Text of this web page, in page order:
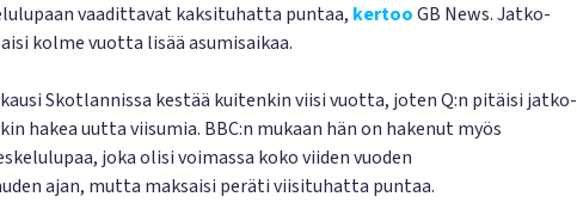
vaadittavat kaksituhatta puntaa, kertooGB News. Jatko-
kolme vuotta lisää asumisaikaa.
Skotlannissa kestää kuitenkin viisi vuotta, joten Q:n pitäisi jatko-
hakea uutta viisumia. BBC:n mukaan hän on hakenut myös
joka olisi voimassa koko viiden vuoden
ajan, mutta maksaisi peräti viisituhatta puntaa.